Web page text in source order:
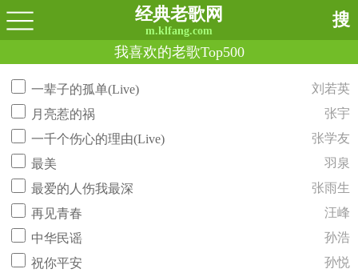
经典老歌网
m.klfang.com
搜
我喜欢的老歌Top500
一辈子的孤单(Live)
刘若英
月亮惹的祸
张宇
一千个伤心的理由(Live)
张学友
最美
羽泉
最爱的人伤我最深
张雨生
再见青春
汪峰
中华民谣
孙浩
祝你平安
孙悦